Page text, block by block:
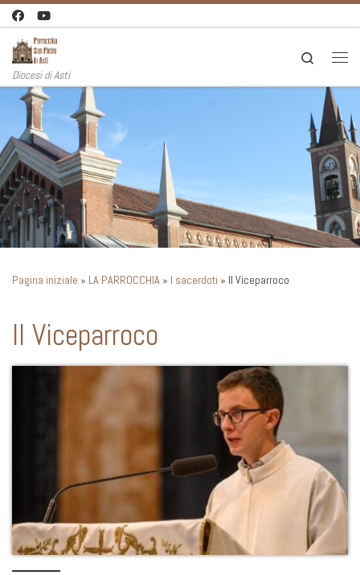
Passa al contenuto
Diocesi di Asti
Search
Pagina iniziale » LA PARROCCHIA » I sacerdoti » Il Viceparroco
Il Viceparroco